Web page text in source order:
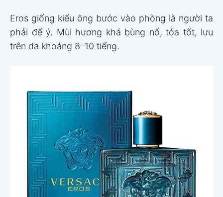
Eros giống kiểu ông bước vào phòng là người ta
phải để ý. Mùi hương khá bùng nổ, tỏa tốt, lưu
trên da khoảng 8–10 tiếng.